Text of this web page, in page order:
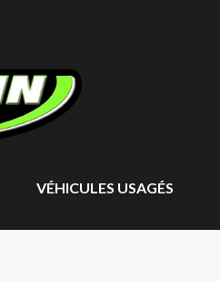
VÉHICULES USAGÉS